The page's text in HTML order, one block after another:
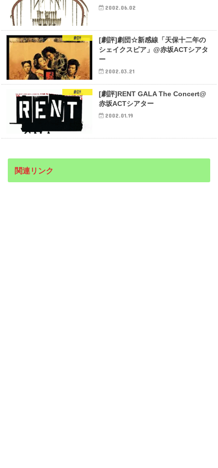
2002.06.02
劇評
[劇評]劇団☆新感線「天保十二年の
シェイクスピア」@赤坂ACTシアタ
ー
2002.03.21
劇評
[劇評]RENT GALA The Concert@
赤坂ACTシアター
2002.01.19
関連リンク